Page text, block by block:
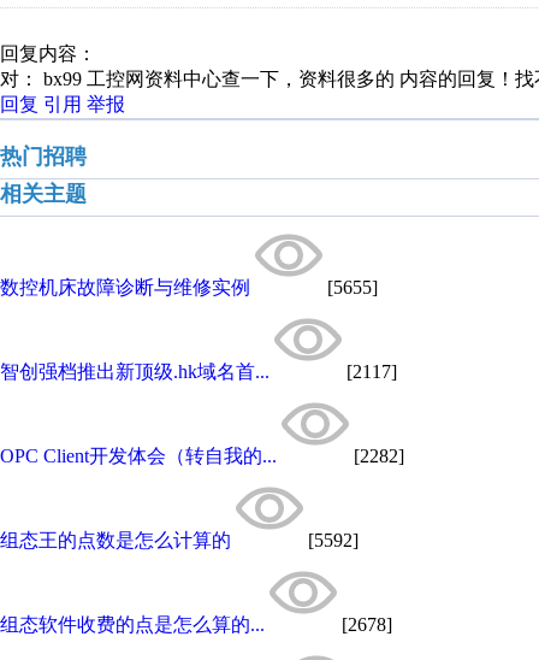
回复内容：
对： bx99 工控网资料中心查一下，资料很多的 内容的回复！
回复 引用 举报
热门招聘
相关主题
数控机床故障诊断与维修实例 [5655]
智创强档推出新顶级.hk域名首... [2117]
OPC Client开发体会（转自我的... [2282]
组态王的点数是怎么计算的 [5592]
组态软件收费的点是怎么算的... [2678]